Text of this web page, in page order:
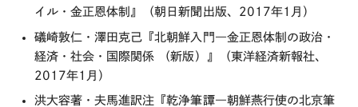
イル・金正恩体制』（朝日新聞出版、2017年1月）
礒崎敦仁・澤田克己『北朝鮮入門―金正恩体制の政治・
経済・社会・国際関係 （新版）』（東洋経済新報社、
2017年1月）
洪大容著・夫馬進訳注『乾浄筆譚―朝鮮燕行使の北京筆